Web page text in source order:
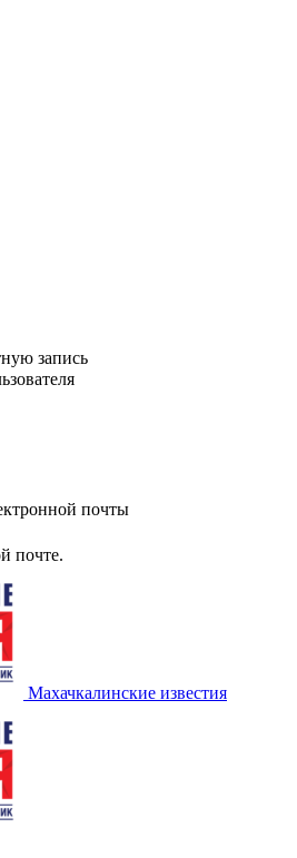
запись
почты
почте.
Махачкалинские известия